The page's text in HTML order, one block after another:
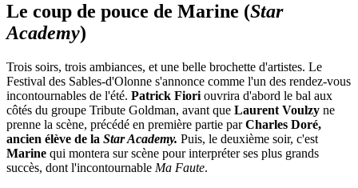
Le coup de pouce de Marine (Star
Academy)
Trois soirs, trois ambiances, et une belle brochette d'artistes. Le
Festival des Sables-d'Olonne s'annonce comme l'un des rendez-vous
incontournables de l'été. Patrick Fiori ouvrira d'abord le bal aux
côtés du groupe Tribute Goldman, avant que Laurent Voulzy ne
prenne la scène, précédé en première partie parCharles Doré,
ancien élève de la Star Academy. Puis, le deuxième soir, c'est
Marine qui montera sur scène pour interpréter ses plus grands
succès, dont l'incontournable Ma Faute.